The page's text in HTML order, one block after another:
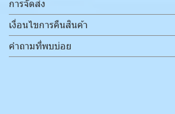
การจัดส่ง
เงื่อนไขการคืนสินค้า
คำถามที่พบบ่อย